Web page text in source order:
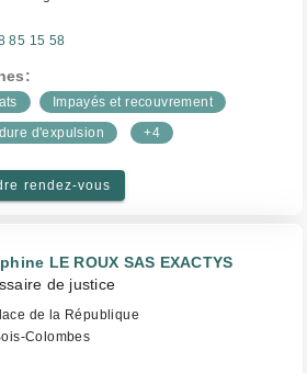
85 15 58
Impayés et recouvrement
d'expulsion
+4
rendez-vous
LE ROUX SAS EXACTYS
de justice
de la République
Colombes